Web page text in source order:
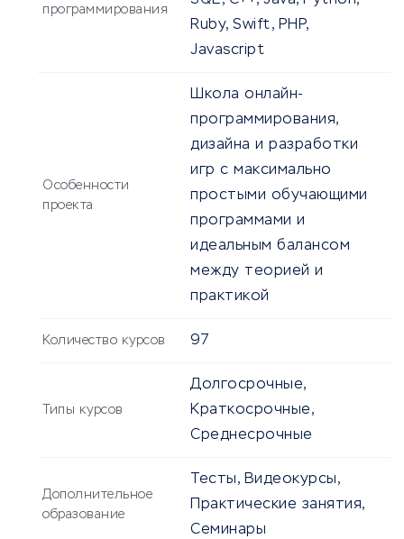
программирования
Ruby, Swift, PHP,
Javascript
Особенности
проекта
Школа онлайн-
программирования,
дизайна и разработки
игр с максимально
простыми обучающими
программами и
идеальным балансом
между теорией и
практикой
Количество курсов 97
Типы курсов
Долгосрочные,
Краткосрочные,
Среднесрочные
Дополнительное
образование
Тесты, Видеокурсы,
Практические занятия,
Семинары